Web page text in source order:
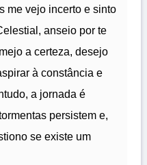
me vejo incerto e sinto
anseio por te
a certeza, desejo
à constância e
a jornada é
persistem e,
se existe um